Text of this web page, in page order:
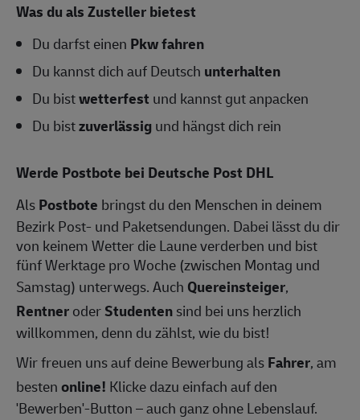
Was du als Zusteller bietest
Du darfst einen Pkw fahren
Du kannst dich auf Deutsch unterhalten
Du bistwetterfest und kannst gut anpacken
Du bistzuverlässigund hängst dich rein
Werde Postbote bei Deutsche Post DHL
AlsPostbote bringst du den Menschen in deinem
Bezirk Post- und Paketsendungen. Dabei lässt du dir
von keinem Wetter die Laune verderben und bist
fünf Werktage pro Woche (zwischen Montag und
Samstag) unterwegs. Auch Quereinsteiger,
RentneroderStudentensind bei uns herzlich
willkommen, denn du zählst, wie du bist!
Wir freuen uns auf deine Bewerbung alsFahrer, am
bestenonline! Klicke dazu einfach auf den
'Bewerben'-Button – auch ganz ohne Lebenslauf.